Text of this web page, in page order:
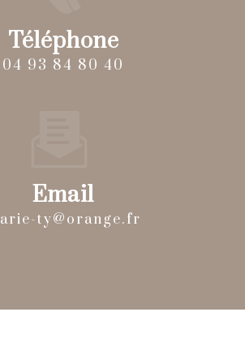
Téléphone
04 93 84 80 40
Email
marie-ty@orange.fr